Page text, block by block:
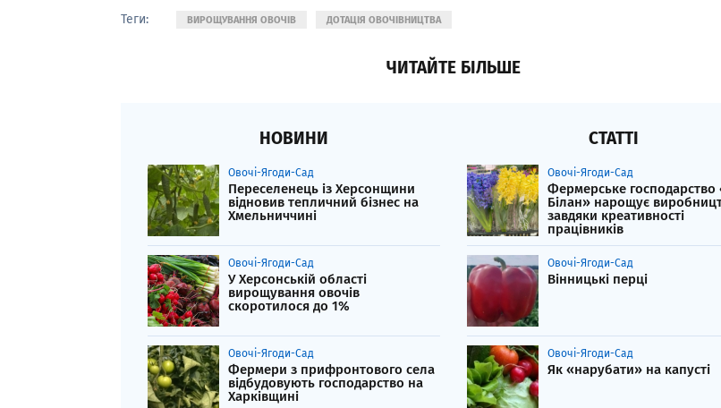
Теги: ВИРОЩУВАННЯ ОВОЧІВ ДОТАЦІЯ ОВОЧІВНИЦТВА
ЧИТАЙТЕ БІЛЬШЕ
НОВИНИ
Овочі-Ягоди-Сад
Переселенець із Херсонщини
відновив тепличний бізнес на
Хмельниччині
Овочі-Ягоди-Сад
У Херсонській області
вирощування овочів
скоротилося до 1%
Овочі-Ягоди-Сад
Фермери з прифронтового села
відбудовують господарство на
Харківщині
СТАТТІ
Овочі-Ягоди-Сад
Фермерське господарство
Білан» нарощує
завдяки креативності
працівників
Овочі-Ягоди-Сад
Вінницькі перці
Овочі-Ягоди-Сад
Як «нарубати» на капусті